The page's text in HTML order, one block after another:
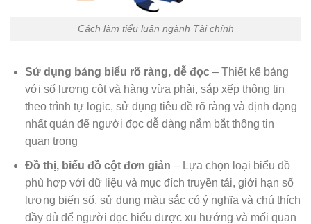
Cách làm tiểu luận ngành Tài chính
Sử dụng bảng biểu rõ ràng, dễ đọc– Thiết kế bảng
với số lượng cột và hàng vừa phải, sắp xếp thông tin
theo trình tự logic, sử dụng tiêu đề rõ ràng và định dạng
nhất quán để người đọc dễ dàng nắm bắt thông tin
quan trọng
Đồ thị, biểu đồ cột đơn giản – Lựa chọn loại biểu đồ
phù hợp với dữ liệu và mục đích truyền tải, giới hạn số
lượng biến số, sử dụng màu sắc có ý nghĩa và chú thích
đầy đủ để người đọc hiểu được xu hướng và mối quan